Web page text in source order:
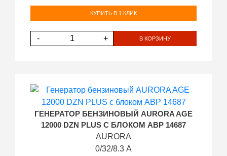
КУПИТЬ В 1 КЛИК
- + В КОРЗИНУ
ГЕНЕРАТОР БЕНЗИНОВЫЙ AURORA AGE
12000 DZN PLUS С БЛОКОМ АВР 14687
AURORA
0/32/8.3 А